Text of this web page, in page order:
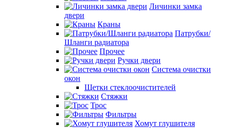
Личинки замка
двери
Краны
Патрубки/
Шланги радиатора
Прочее
Ручки двери
Система очистки
окон
Щетки стеклоочистителей
Стяжки
Трос
Фильтры
Хомут глушителя